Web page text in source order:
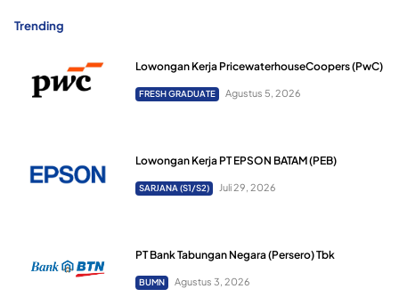
Trending
Lowongan Kerja PricewaterhouseCoopers (PwC)
FRESH GRADUATE Agustus 5, 2026
Lowongan Kerja PT EPSON BATAM (PEB)
SARJANA (S1/S2) Juli 29, 2026
PT Bank Tabungan Negara (Persero) Tbk
BUMN Agustus 3, 2026